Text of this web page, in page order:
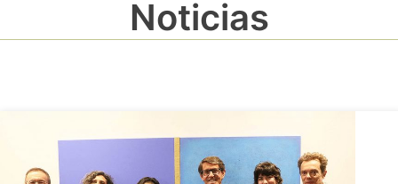
Noticias